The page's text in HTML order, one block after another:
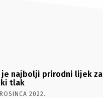
je najbolji prirodni lijek za
tlak
2022.